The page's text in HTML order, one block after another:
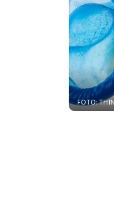
FOTO: